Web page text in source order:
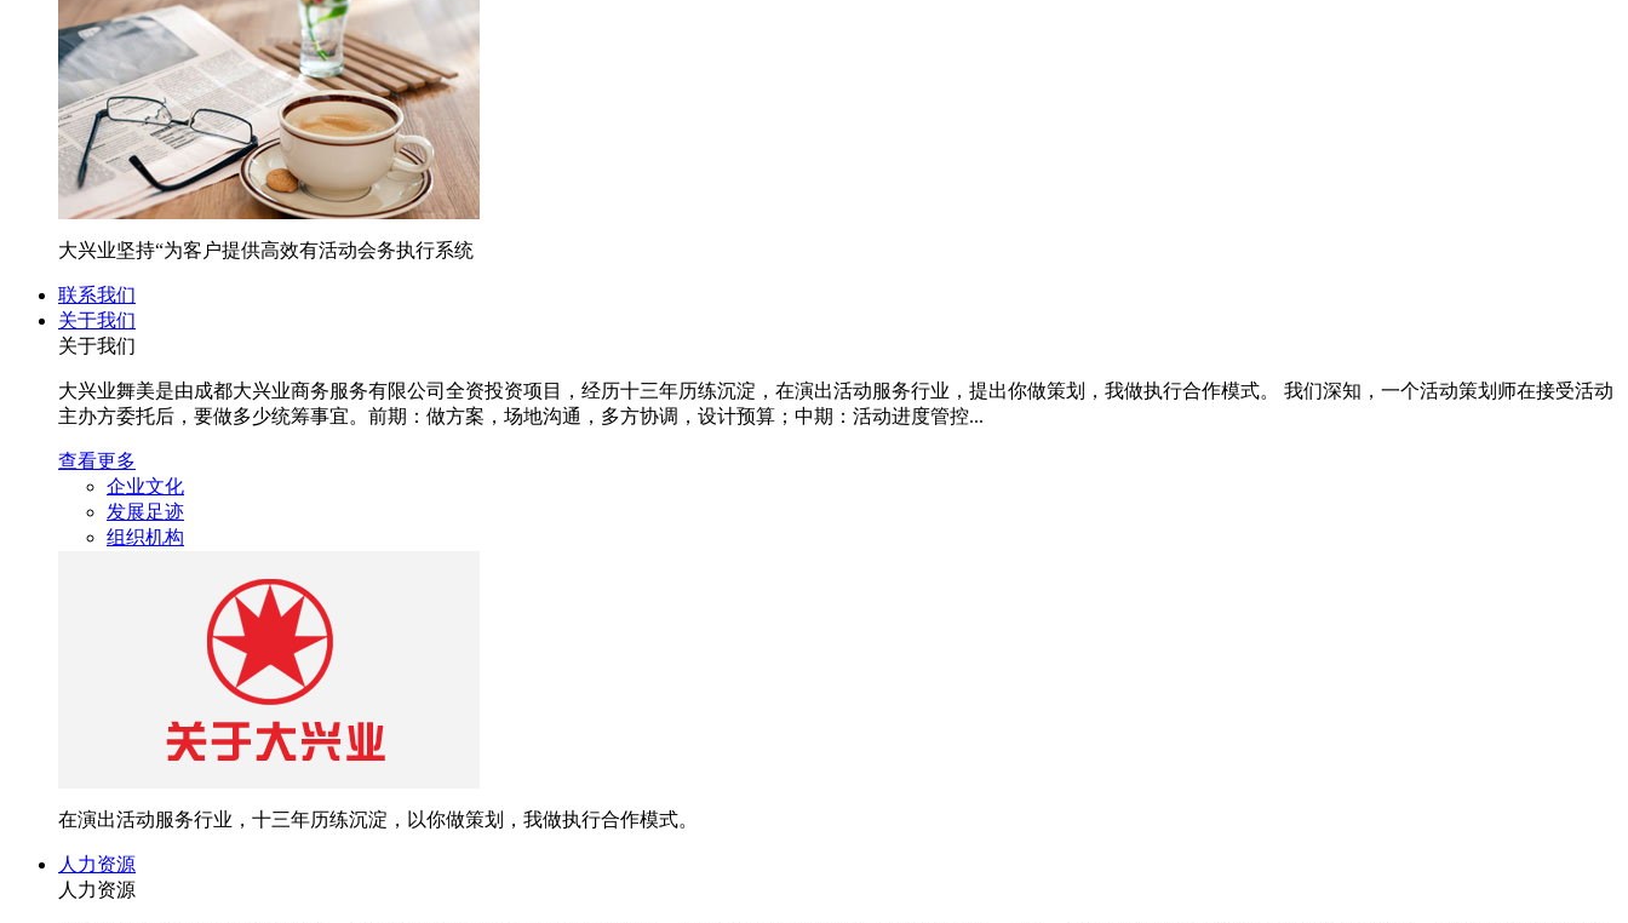
大兴业坚持“为客户提供高效有活动会务执行系统
联系我们
关于我们
关于我们
大兴业舞美是由成都大兴业商务服务有限公司全资投资项目，经历十三年历练沉淀，在演出活动服务行业，提出你做策划，我做执行合作模式。 我们深知，一个活动策划师在接受活动
主办方委托后，要做多少统筹事宜。前期：做方案，场地沟通，多方协调，设计预算；中期：活动进度管控...
查看更多
企业文化
发展足迹
组织机构
在演出活动服务行业，十三年历练沉淀，以你做策划，我做执行合作模式。
人力资源
人力资源